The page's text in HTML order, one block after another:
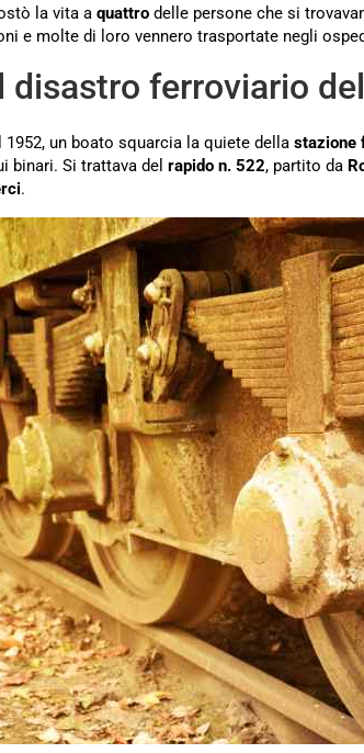
la vita a quattro delle persone che si
e molte di loro vennero trasportate negli
disastro ferroviario
un boato squarcia la quiete della stazione
binari. Si trattava del rapido n. 522, partito da
.